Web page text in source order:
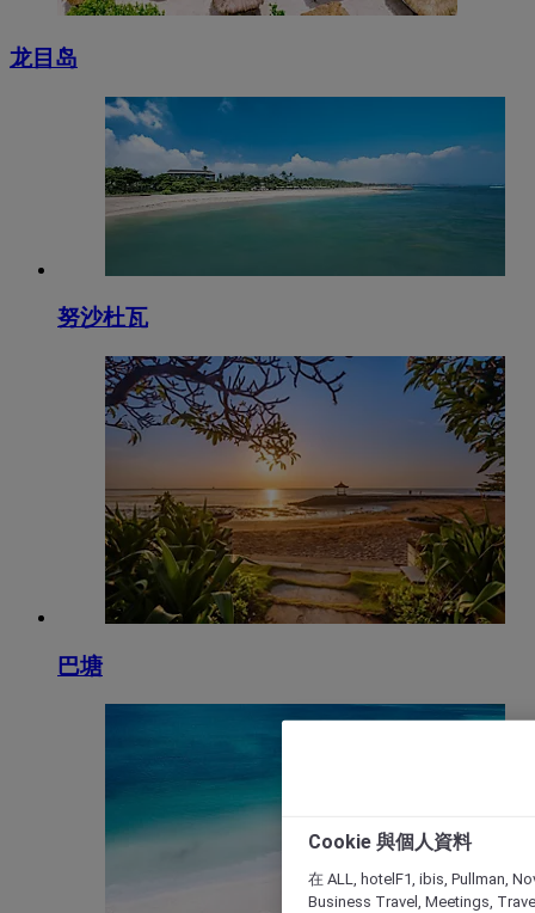
龙目岛
努沙杜瓦
巴塘
Cookie 與個人資料
在 ALL, hotelF1, ibis, Pullman,
Business Travel, Meetings,